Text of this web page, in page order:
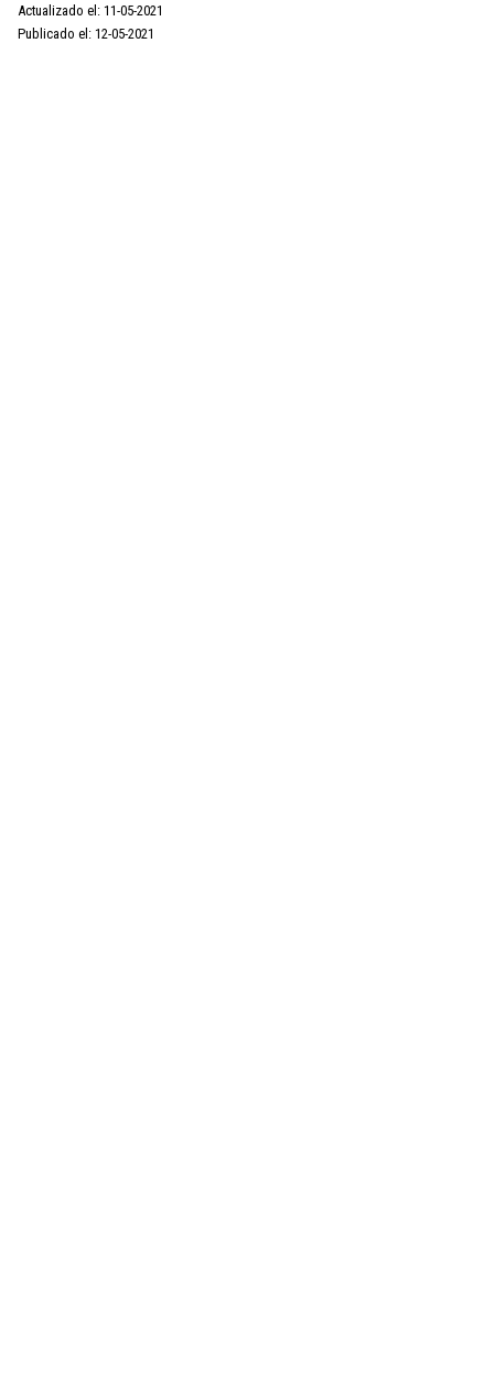
Actualizado el: 11-05-2021
Publicado el: 12-05-2021